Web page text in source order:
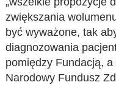
zwiększania
być wyważone, tak
diagnozowania
pomiędzy Fundacją,
Narodowy Fundusz